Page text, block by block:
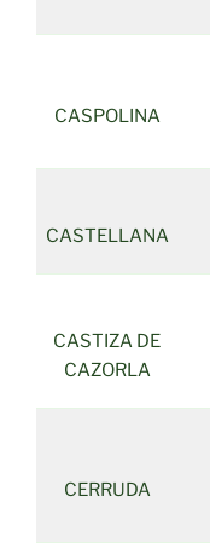
CASPOLINA
CASTELLANA
CASTIZA DE
CAZORLA
CERRUDA